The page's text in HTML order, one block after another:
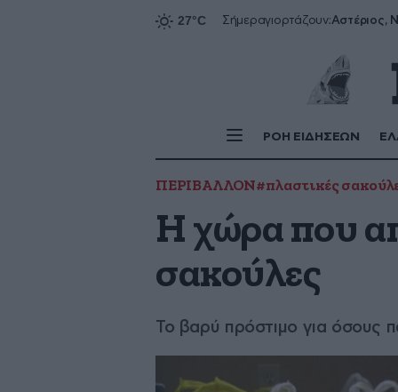
Σήμεραγιορτάζουν:Αστέριος,
ΡΟΗ ΕΙΔΗΣΕΩΝ
ΠΕΡΙΒΑΛΛΟΝ#πλαστικές
Η χώρα που
σακούλες
Το βαρύ πρόστιμο για όσους